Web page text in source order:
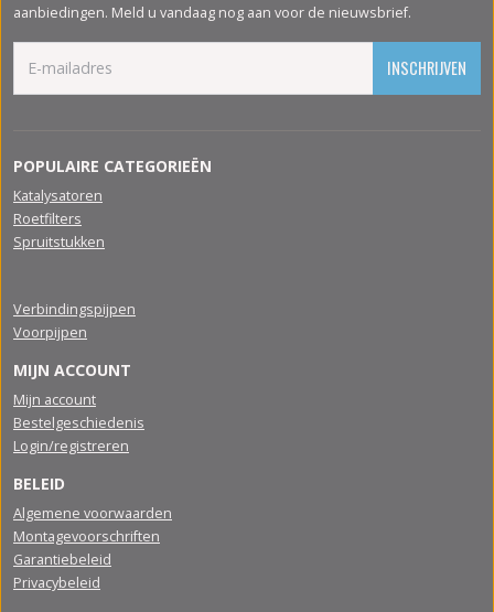
aanbiedingen. Meld u vandaag nog aan voor de nieuwsbrief.
INSCHRIJVEN
POPULAIRE CATEGORIEËN
Katalysatoren
Roetfilters
Spruitstukken
Verbindingspijpen
Voorpijpen
MIJN ACCOUNT
Mijn account
Bestelgeschiedenis
Login/registreren
BELEID
Algemene voorwaarden
Montagevoorschriften
Garantiebeleid
Privacybeleid